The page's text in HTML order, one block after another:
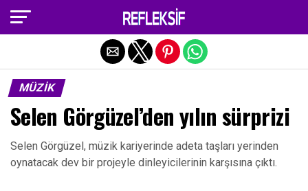
MÜZIK
Selen Görgüzel’den yılın sürprizi
Selen Görgüzel, müzik kariyerinde adeta taşları yerinden
oynatacak dev bir projeyle dinleyicilerinin karşısına çıktı.
Exit mobile version